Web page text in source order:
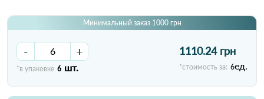
Минимальный заказ 1000 грн
- +
*в упаковке 6 шт.
1110.24 грн
*стоимость за: 6ед.